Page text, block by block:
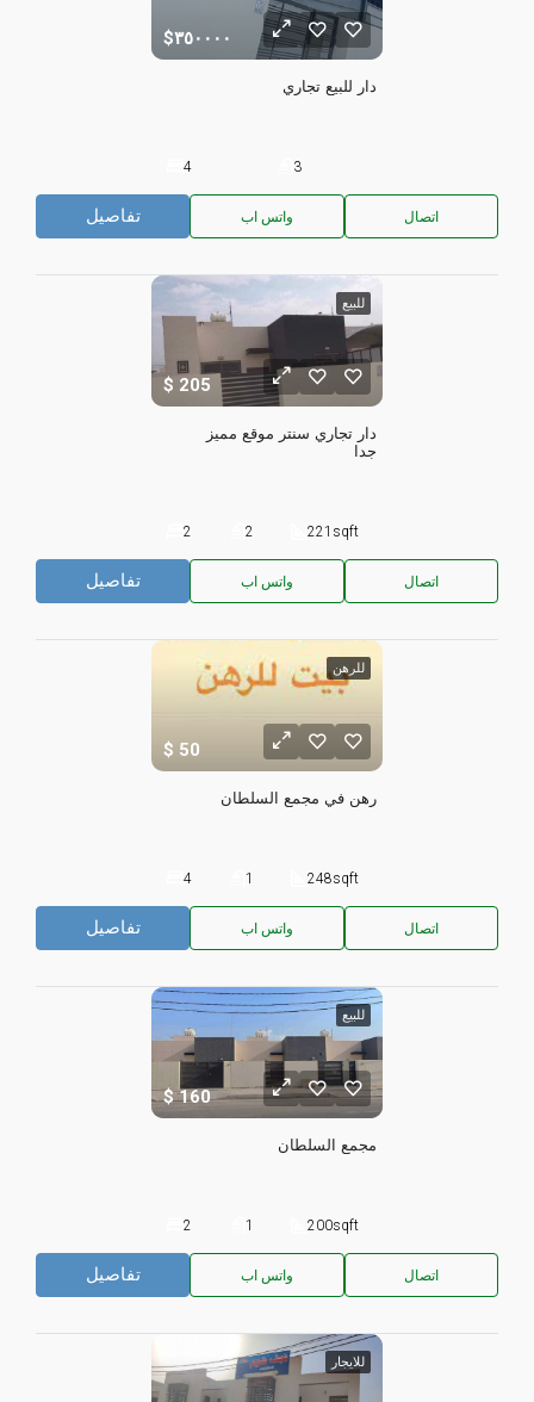
٣٥٠٠٠٠
دار للبيع تجاري
4 3
تفاصيل واتس اب اتصال
للبيع
205
جدا
2 2 221 sqft
تفاصيل واتس اب اتصال
للرهن
50
رهن في مجمع السلطان
4 1 248sqft
تفاصيل واتس اب اتصال
للبيع
160
مجمع السلطان
2 1 200sqft
تفاصيل واتس اب اتصال
للايجار